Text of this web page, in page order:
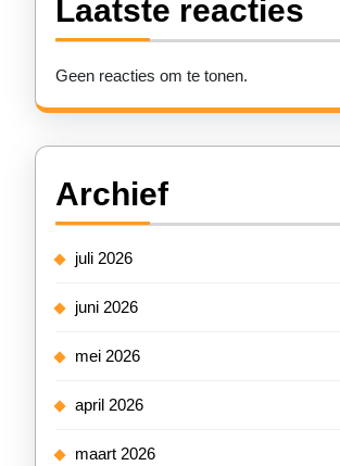
Laatste reacties
Geen reacties om te tonen.
Archief
juli 2026
juni 2026
mei 2026
april 2026
maart 2026